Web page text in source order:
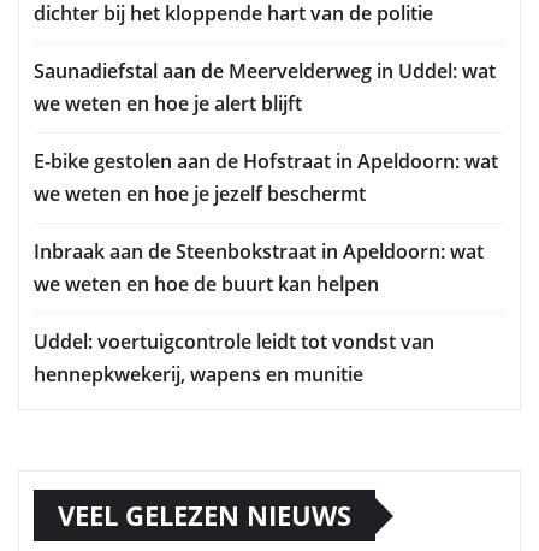
dichter bij het kloppende hart van de politie
Saunadiefstal aan de Meervelderweg in Uddel: wat
we weten en hoe je alert blijft
E-bike gestolen aan de Hofstraat in Apeldoorn: wat
we weten en hoe je jezelf beschermt
Inbraak aan de Steenbokstraat in Apeldoorn: wat
we weten en hoe de buurt kan helpen
Uddel: voertuigcontrole leidt tot vondst van
hennepkwekerij, wapens en munitie
VEEL GELEZEN NIEUWS